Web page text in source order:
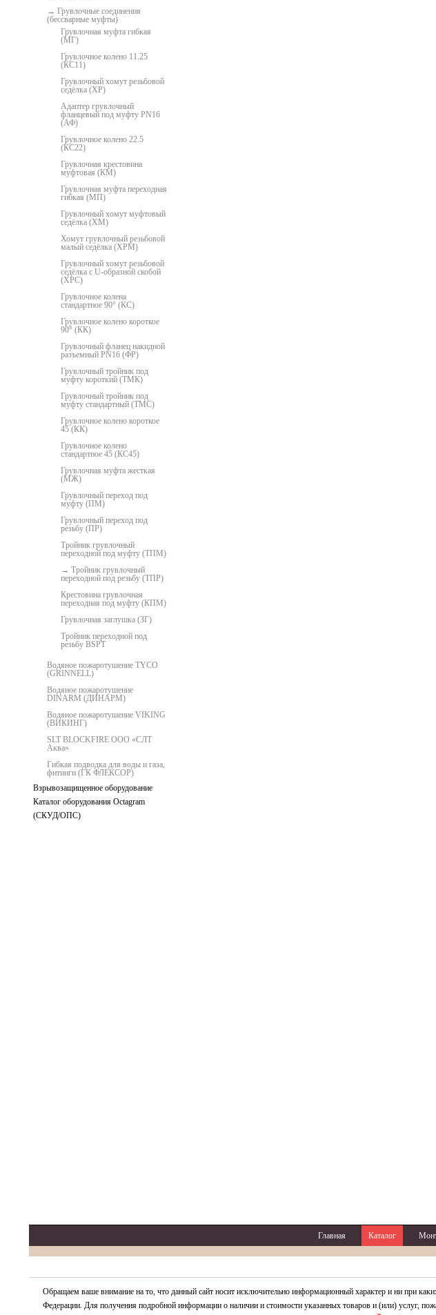
Грувлочные соединения
(бессварные муфты)
Грувлочная муфта гибкая
(МГ)
Грувлочное колено 11.25
(КС11)
Грувлочный хомут резьбовой
седёлка (ХР)
Адаптер грувлочный
фланцевый под муфту PN16
(АФ)
Грувлочное колено 22.5
(КС22)
Грувлочная крестовина
муфтовая (КМ)
Грувлочная муфта переходная
гибкая (МП)
Грувлочный хомут муфтовый
седёлка (ХМ)
Хомут грувлочный резьбовой
малый седёлка (ХРМ)
Грувлочный хомут резьбовой
седёлка с U-образной скобой
(ХРС)
Грувлочное колена
стандартное 90° (КС)
Грувлочное колено короткое
90° (КК)
Грувлочный фланец накидной
разъемный PN16 (ФР)
Грувлочный тройник под
муфту короткий (ТМК)
Грувлочный тройник под
муфту стандартный (ТМС)
Грувлочное колено короткое
45 (КК)
Грувлочное колено
стандартное 45 (КС45)
Грувлочная муфта жесткая
(МЖ)
Грувлочный переход под
муфту (ПМ)
Грувлочный переход под
резьбу (ПР)
Тройник грувлочный
переходной под муфту (ТПМ)
Тройник грувлочный
переходной под резьбу (ТПР)
Крестовина грувлочная
переходная под муфту (КПМ)
Грувлочная заглушка (ЗГ)
Тройник переходной под
резьбу BSPT
Водяное пожаротушение TYCO
(GRINNELL)
Водяное пожаротушение
DINARM (ДИНАРМ)
Водяное пожаротушение VIKING
(ВИКИНГ)
SLT BLOCKFIRE ООО «СЛТ
Аква»
Гибкая подводка для воды и газа,
фитинги (ГК ФЛЕКСОР)
Взрывозащищенное оборудование
Каталог оборудования Octagram
(СКУД/ОПС)
Главная Каталог
Обращаем ваше внимание на то, что данный сайт носит исключительно информационный характер и ни при
Федерации. Для получения подробной информации о наличии и стоимости указанных товаров и (или) услуг,